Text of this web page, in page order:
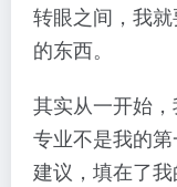
转眼之间，我
的东西。
其实从一开始
专业不是我的
建议，填在了